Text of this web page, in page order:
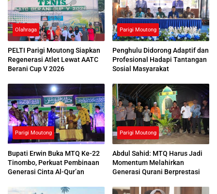
Olahraga
PELTI Parigi Moutong Siapkan
Regenerasi Atlet Lewat AATC
Berani Cup V 2026
Parigi Moutong
Penghulu Didorong Adaptif dan
Profesional Hadapi Tantangan
Sosial Masyarakat
Parigi Moutong
Bupati Erwin Buka MTQ Ke-22
Tinombo, Perkuat Pembinaan
Generasi Cinta Al-Qur’an
Parigi Moutong
Abdul Sahid: MTQ Harus Jadi
Momentum Melahirkan
Generasi Qurani Berprestasi